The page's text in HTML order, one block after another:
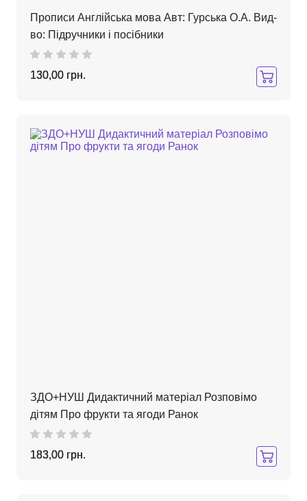
Прописи Англійська мова Авт: Гурська О.А. Вид-
во: Підручники і посібники
130,00 грн.
ЗДО+НУШ Дидактичний матеріал Розповімо
дітям Про фрукти та ягоди Ранок
183,00 грн.